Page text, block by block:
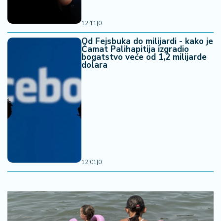
12:11|0
Od Fejsbuka do milijardi - kako je
Čamat Palihapitija izgradio
bogatstvo veće od 1,2 milijarde
dolara
12:01|0